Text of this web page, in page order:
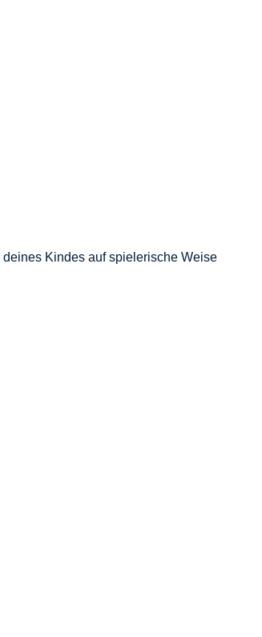
deines Kindes auf spielerische Weise